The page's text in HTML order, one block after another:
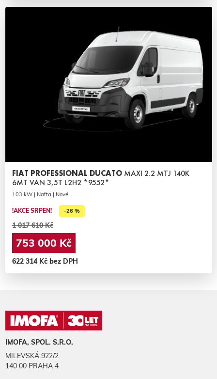
FIAT PROFESSIONAL DUCATO MAXI 2.2 MTJ 140K
6MT VAN 3,5T L2H2 *9552*
103 kW | Nafta | Nové
!AKCE SRPEN! -26 %
1 017 610 Kč
753 000 Kč
622 314 Kč bez DPH
IMOFA, SPOL. S.R.O.
MILEVSKÁ 922/2
140 00 PRAHA 4